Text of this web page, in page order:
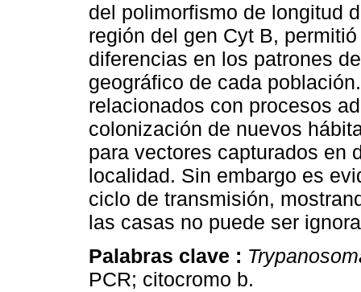
del polimorfismo de longitud
región del gen Cyt B,
diferencias en los patrones
geográfico de cada
relacionados con procesos
colonización de nuevos
para vectores capturados en
localidad. Sin embargo es
ciclo de transmisión,
las casas no puede ser
Palabras clave :
PCR; citocromo b.